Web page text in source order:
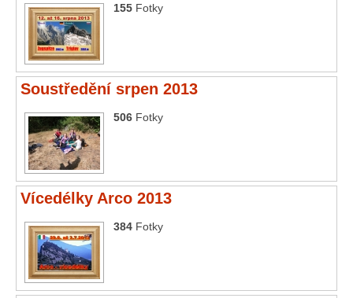
155 Fotky
Soustředění srpen 2013
506 Fotky
Vícedélky Arco 2013
384 Fotky